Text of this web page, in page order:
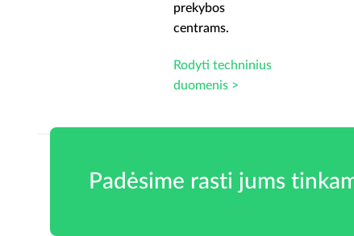
prekybos
centrams.
Rodyti techninius
duomenis >
Padėsime rasti jums